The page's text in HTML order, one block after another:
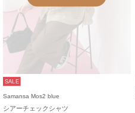
SALE
Samansa Mos2 blue
シアーチェックシャツ